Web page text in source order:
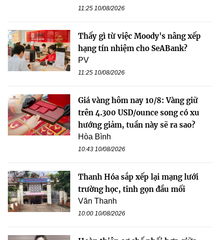
11:25 10/08/2026
Thấy gì từ việc Moody's nâng xếp
hạng tín nhiệm cho SeABank?
PV
11:25 10/08/2026
Giá vàng hôm nay 10/8: Vàng giữ
trên 4.300 USD/ounce song có xu
hướng giảm, tuần này sẽ ra sao?
Hòa Bình
10:43 10/08/2026
Thanh Hóa sắp xếp lại mạng lưới
trường học, tinh gọn đầu mối
Văn Thanh
10:00 10/08/2026